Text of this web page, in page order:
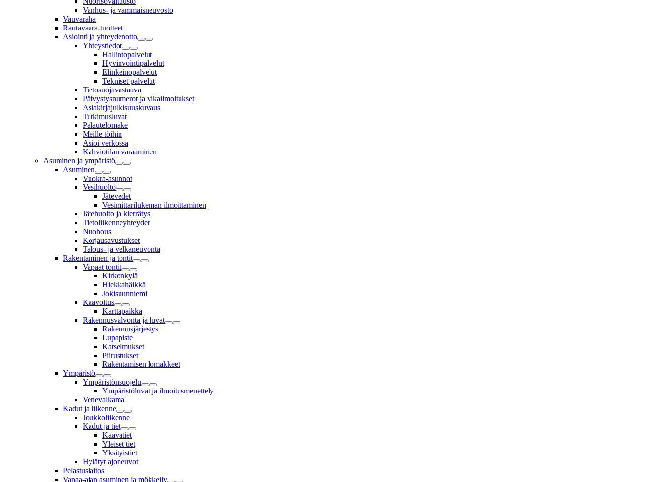
Vanhus- ja vammaisneuvosto
Vauvaraha
Rautavaara-tuotteet
Asiointi ja yhteydenotto
Yhteystiedot
Hallintopalvelut
Hyvinvointipalvelut
Elinkeinopalvelut
Tekniset palvelut
Tietosuojavastaava
Päivystysnumerot ja vikailmoitukset
Asiakirjajulkisuuskuvaus
Tutkimusluvat
Palautelomake
Meille töihin
Asioi verkossa
Kahviotilan varaaminen
Asuminen ja ympäristö
Asuminen
Vuokra-asunnot
Vesihuolto
Jätevedet
Vesimittarilukeman ilmoittaminen
Jätehuolto ja kierrätys
Tietoliikenneyhteydet
Nuohous
Korjausavustukset
Talous- ja velkaneuvonta
Rakentaminen ja tontit
Vapaat tontit
Kirkonkylä
Hiekkahäikkä
Jokisuunniemi
Kaavoitus
Karttapaikka
Rakennusvalvonta ja luvat
Rakennusjärjestys
Lupapiste
Katselmukset
Piirustukset
Rakentamisen lomakkeet
Ympäristö
Ympäristönsuojelu
Ympäristöluvat ja ilmoitusmenettely
Venevalkama
Kadut ja liikenne
Joukkoliikenne
Kadut ja tiet
Kaavatiet
Yleiset tiet
Yksityistiet
Hylätyt ajoneuvot
Pelastuslaitos
Vapaa-ajan asuminen ja mökkeily